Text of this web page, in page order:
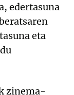
edertasuna
eta
zinema-